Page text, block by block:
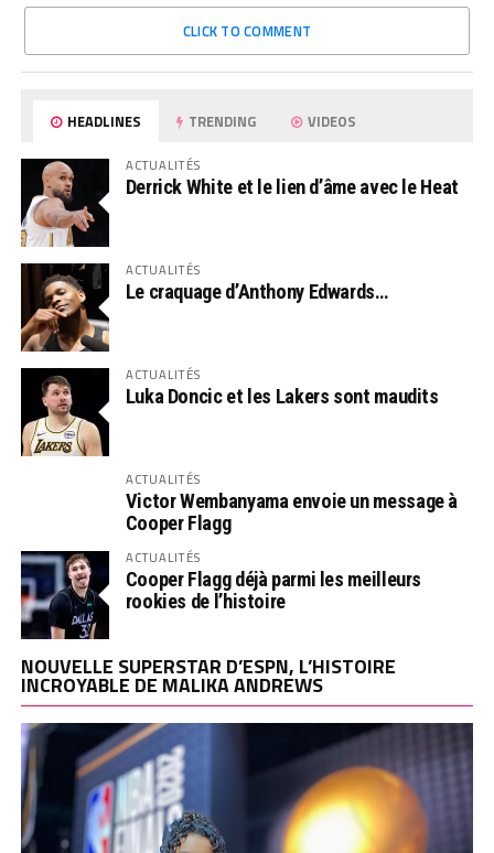
CLICK TO COMMENT
HEADLINES TRENDING VIDEOS
ACTUALITÉS
Derrick White et le lien d’âme avec le Heat
ACTUALITÉS
Le craquage d’Anthony Edwards…
ACTUALITÉS
Luka Doncic et les Lakers sont maudits
ACTUALITÉS
Victor Wembanyama envoie un message à
Cooper Flagg
ACTUALITÉS
Cooper Flagg déjà parmi les meilleurs
rookies de l’histoire
NOUVELLE SUPERSTAR D’ESPN, L’HISTOIRE
INCROYABLE DE MALIKA ANDREWS